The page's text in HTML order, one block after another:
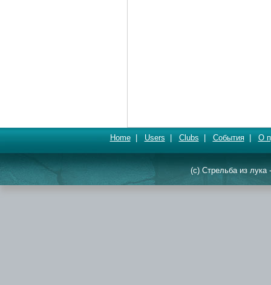
Home| Users Clubs События| О
(c) Стрельба из лука